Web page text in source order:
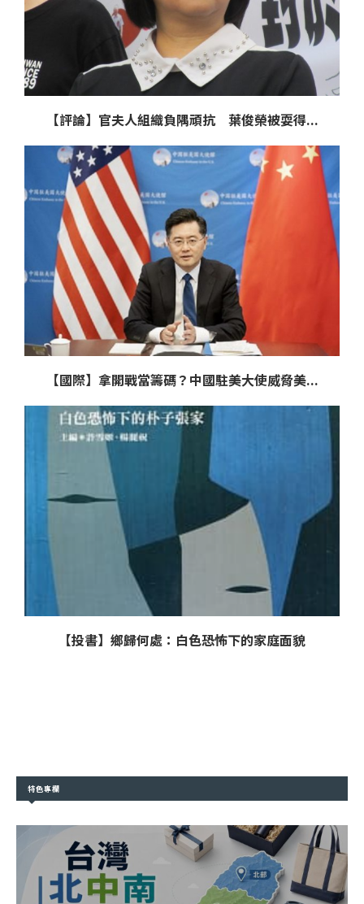
【評論】官夫人組織負隅頑抗 葉俊榮被耍得...
【國際】拿開戰當籌碼？中國駐美大使威脅美...
【投書】鄉歸何處：白色恐怖下的家庭面貌
特色專欄